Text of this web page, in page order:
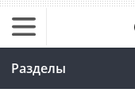
Разделы